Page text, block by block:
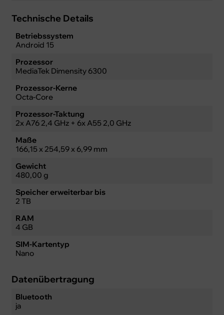
Technische Details
Betriebssystem
Android 15
Prozessor
MediaTek Dimensity 6300
Prozessor-Kerne
Octa-Core
Prozessor-Taktung
2x A76 2,4 GHz + 6x A55 2,0 GHz
Maße
166,15 x 254,59 x 6,99 mm
Gewicht
480,00 g
Speicher erweiterbar bis
2 TB
RAM
4 GB
SIM-Kartentyp
Nano
Datenübertragung
Bluetooth
ja